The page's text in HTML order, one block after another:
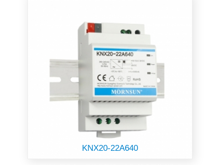
KNX20-22A640